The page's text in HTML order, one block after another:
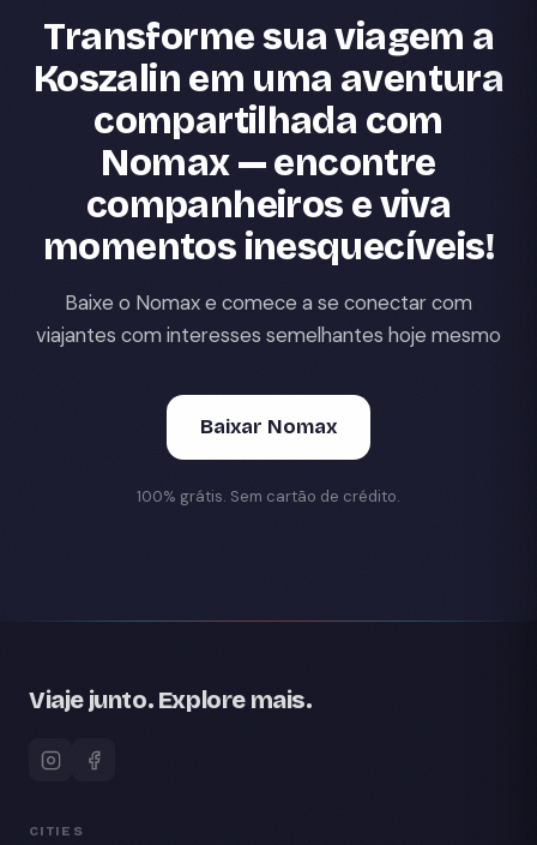
Transforme sua viagem a
Koszalin em uma aventura
compartilhada com
Nomax — encontre
companheiros e viva
momentos inesquecíveis!
Baixe o Nomax e comece a se conectar com
viajantes com interesses semelhantes hoje mesmo
Baixar Nomax
100% grátis. Sem cartão de crédito.
Viaje junto. Explore mais.
CITIES